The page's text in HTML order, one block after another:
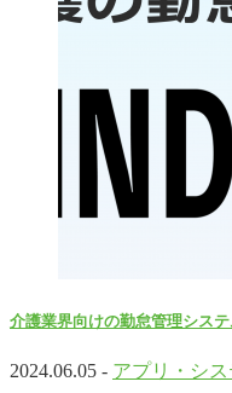
介護業界向けの勤怠管理シス
2024.06.05 - アプリ・シス